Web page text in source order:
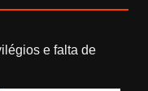
e falta de